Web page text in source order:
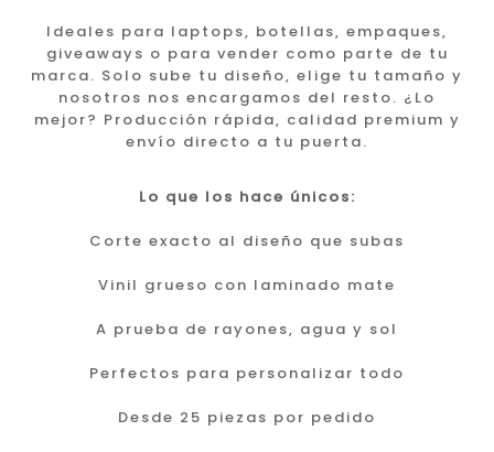
Ideales para laptops, botellas, empaques,
giveaways o para vender como parte de tu
marca. Solo sube tu diseño, elige tu tamaño y
nosotros nos encargamos del resto. ¿Lo
mejor? Producción rápida, calidad premium y
envío directo a tu puerta.
Lo que los hace únicos:
Corte exacto al diseño que subas
Vinil grueso con laminado mate
A prueba de rayones, agua y sol
Perfectos para personalizar todo
Desde 25 piezas por pedido